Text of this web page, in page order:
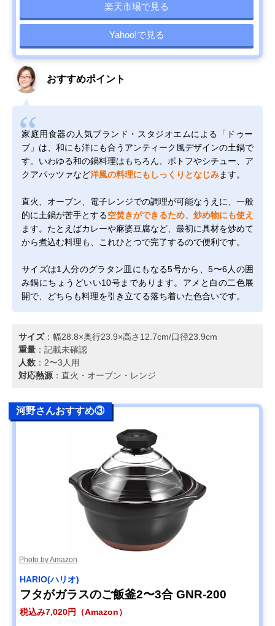
楽天市場で見る
Yahoo!で見る
おすすめポイント
家庭用食器の人気ブランド・スタジオエムによる「ドゥー
ブ」は、和にも洋にも合うアンティーク風デザインの土鍋で
す。いわゆる和の鍋料理はもちろん、ポトフやシチュー、ア
クアパッツァなど洋風の料理にもしっくりとなじみます。
直火、オーブン、電子レンジでの調理が可能なうえに、一般
的に土鍋が苦手とする空焚きができるため、炒め物にも使え
ます。たとえばカレーや麻婆豆腐など、最初に具材を炒めて
から煮込む料理も、これひとつで完了するので便利です。
サイズは1人分のグラタン皿にもなる5号から、5〜6人の囲
み鍋にちょうどいい10号まであります。アメと白の二色展
開で、どちらも料理を引き立てる落ち着いた色合いです。
サイズ：幅28.8×奥行23.9×高さ12.7cm/口径23.9cm
重量 ：記載未確認
人数 ：2〜3人用
対応熱源 ：直火・オーブン・レンジ
河野さんおすすめ③
Photo by Amazon
HARIO(ハリオ)
フタがガラスのご飯釜2〜3合 GNR-200
税込み7,020円（Amazon）